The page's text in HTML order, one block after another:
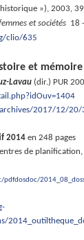
historique »), 2003,
et sociétés 18
clio/635
et mémoire
Lavau (dir.) PUR
2017/12/20/
2014 en 248 pages
de planification,